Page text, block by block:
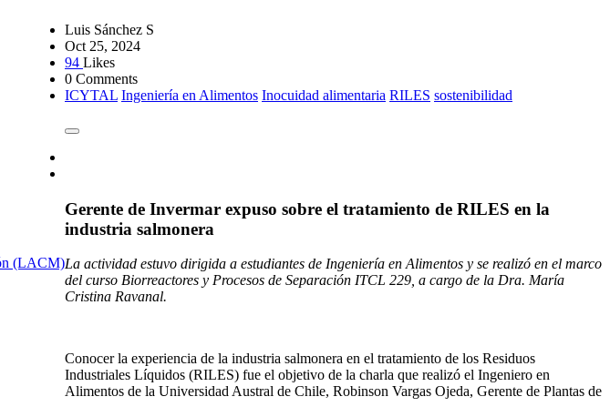
(LACM)
Luis Sánchez S
Oct 25, 2024
94 Likes
0 Comments
ICYTAL Ingeniería en Alimentos Inocuidad alimentaria RILES sostenibilidad
Gerente de Invermar expuso sobre el tratamiento de RILES en la
industria salmonera
La actividad estuvo dirigida a estudiantes de Ingeniería en Alimentos y se realizó en el marco
del curso Biorreactores y Procesos de Separación ITCL 229, a cargo de la Dra. María
Cristina Ravanal.
Conocer la experiencia de la industria salmonera en el tratamiento de los Residuos
Industriales Líquidos (RILES) fue el objetivo de la charla que realizó el Ingeniero en
Alimentos de la Universidad Austral de Chile, Robinson Vargas Ojeda, Gerente de Plantas de